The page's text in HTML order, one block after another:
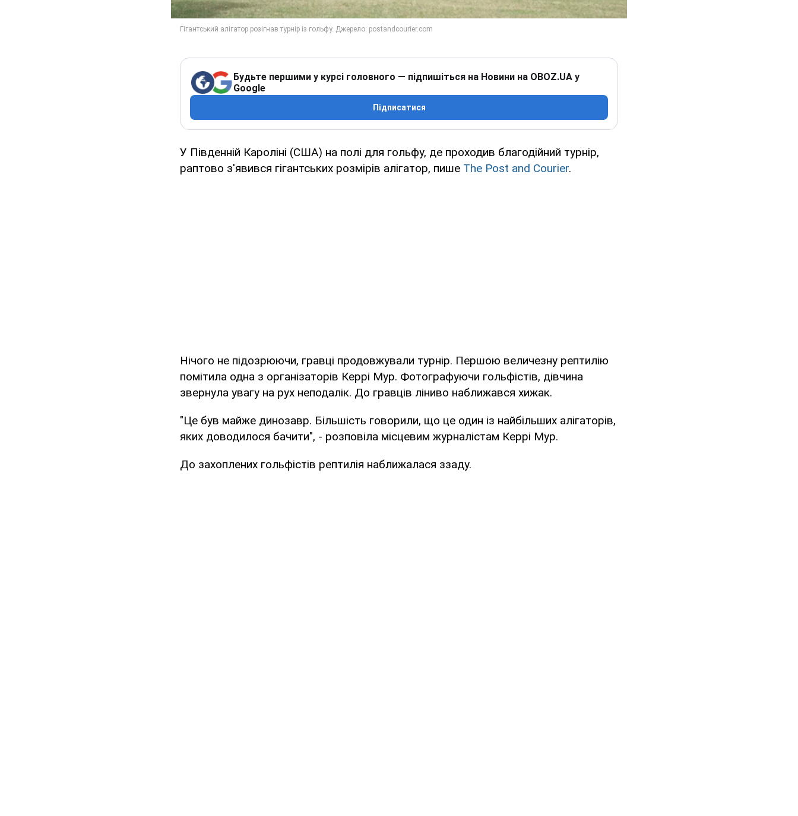
Будьте першими у курсі головного — підпишіться на Новини на OBOZ.UA у
Google
Підписатися
У Південній Кароліні (США) на полі для гольфу, де проходив благодійний турнір,
раптово з'явився гігантських розмірів алігатор, пише The Post and Courier.
Нічого не підозрюючи, гравці продовжували турнір. Першою величезну рептилію
помітила одна з організаторів Керрі Мур. Фотографуючи гольфістів, дівчина
звернула увагу на рух неподалік. До гравців ліниво наближався хижак.
"Це був майже динозавр. Більшість говорили, що це один із найбільших алігаторів,
яких доводилося бачити", - розповіла місцевим журналістам Керрі Мур.
До захоплених гольфістів рептилія наближалася ззаду.